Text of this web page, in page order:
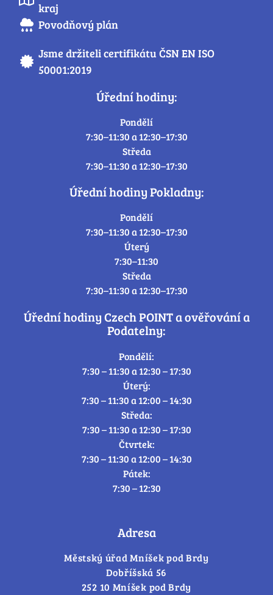
kraj
Povodňový plán
Jsme držiteli certifikátu ČSN EN ISO
50001:2019
Úřední hodiny:
Pondělí
7:30–11:30 a 12:30–17:30
Středa
7:30–11:30 a 12:30–17:30
Úřední hodiny Pokladny:
Pondělí
7:30–11:30 a 12:30–17:30
Úterý
7:30–11:30
Středa
7:30–11:30 a 12:30–17:30
Úřední hodiny Czech POINT a ověřování a
Podatelny:
Pondělí:
7:30 – 11:30 a 12:30 – 17:30
Úterý:
7:30 – 11:30 a 12:00 – 14:30
Středa:
7:30 – 11:30 a 12:30 – 17:30
Čtvrtek:
7:30 – 11:30 a 12:00 – 14:30
Pátek:
7:30 – 12:30
Adresa
Městský úřad Mníšek pod Brdy
Dobříšská 56
252 10 Mníšek pod Brdy